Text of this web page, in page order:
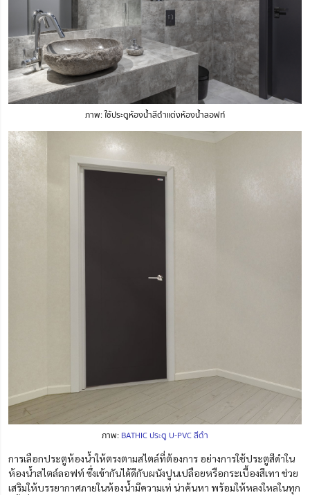
ภาพ: ใช้ประตูห้องน้ำสีดำแต่งห้องน้ำลอฟท์
ภาพ: BATHIC ประตู U-PVC สีดำ
การเลือกประตูห้องน้ำให้ตรงตามสไตล์ที่ต้องการ อย่างการใช้ประตูสีดำใน
ห้องน้ำสไตล์ลอฟท์ ซึ่งเข้ากันได้ดีกับผนังปูนเปลือยหรือกระเบื้องสีเทา ช่วย
เสริมให้บรรยากาศภายในห้องน้ำมีความเท่ น่าค้นหา พร้อมให้หลงใหลในทุก